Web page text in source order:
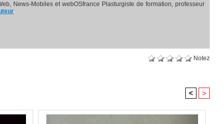
News-Mobiles et webOSfrance Plasturgiste de formation, professeur
Notez
< >